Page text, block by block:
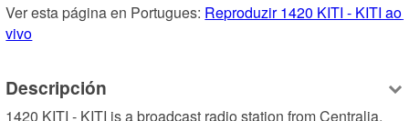
Ver esta página en Portugues: Reproduzir 1420 KITI - KITI ao
vivo
Descripción
1420 KITI - KITI is a broadcast radio station from Centralia,